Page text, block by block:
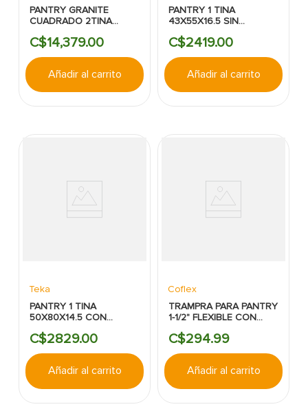
PANTRY GRANITE
CUADRADO 2TINA
SOBREPONER/SUBMONTAR
C$14,379.00
Añadir al carrito
PANTRY 1 TINA
43X55X16.5 SIN
SUBMONTAR SOCODA
C$2419.00
Añadir al carrito
Teka
PANTRY 1 TINA
50X80X14.5 CON
SOBREPONER TEKA
C$2829.00
Añadir al carrito
Coflex
TRAMPRA PARA PANTRY
1-1/2" FLEXIBLE CON
C$294.99
Añadir al carrito